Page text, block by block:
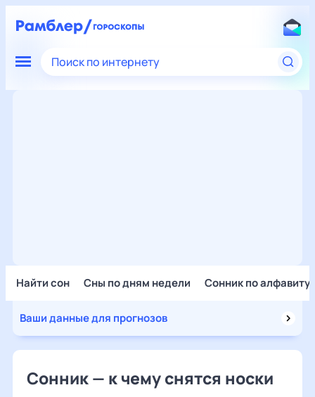
Поиск по интернету
Найти сон Сны по дням недели Сонник по алфавиту
Ваши данные для прогнозов
Сонник — к чему снятся носки